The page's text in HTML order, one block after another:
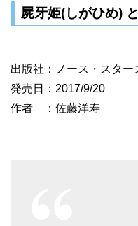
屍牙姫(しがひめ)
出版社：ノース・スタ
発売日：2017/9/20
作者 ：佐藤洋寿